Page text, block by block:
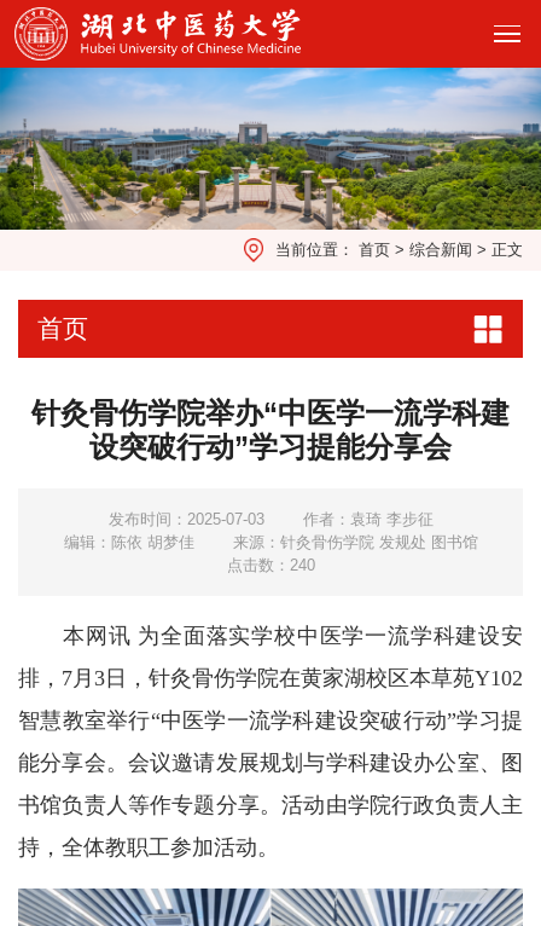
当前位置： 首页 > 综合新闻 > 正文
首页
针灸骨伤学院举办“中医学一流学科建
设突破行动”学习提能分享会
发布时间：2025-07-03
作者：袁琦 李步征
编辑：陈依 胡梦佳
来源：针灸骨伤学院 发规处 图书馆
点击数： 240
本网讯 为全面落实学校中医学一流学科建设安
排，7月3日，针灸骨伤学院在黄家湖校区本草苑Y102
智慧教室举行“中医学一流学科建设突破行动”学习提
能分享会。会议邀请发展规划与学科建设办公室、图
书馆负责人等作专题分享。活动由学院行政负责人主
持，全体教职工参加活动。